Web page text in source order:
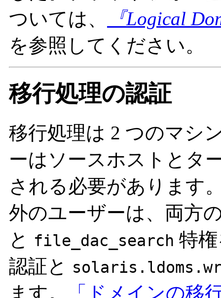
ついては、
『Logical
を参照してください。
移行処理の認証
移行処理は 2 つのマシ
ーはソースホストとタ
される必要があります
外のユーザーは、両方
と
file_dac_search 特
認証と
ます。
「ドメインの移